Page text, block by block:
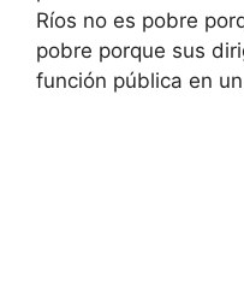
Ríos no es pobre
pobre porque sus
función pública en